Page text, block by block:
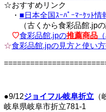
☆おすすめリンク
・ ■日本全国ｽｰﾊﾟｰﾏｰｹｯﾄ情
（古くから食彩品館.jpの
♡食彩品館.jpの推薦商品
☆食彩品館.jpの見方と使い
●9/12ジョイフル岐阜折立 （
岐阜県岐阜市折立781-1